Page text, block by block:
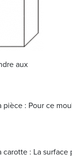
aux
: Pour ce
: La